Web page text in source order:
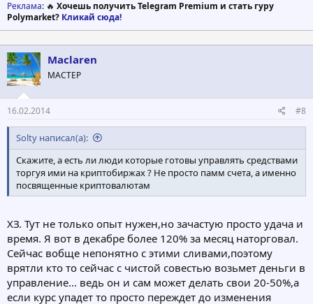
Реклама: 🔥 Хочешь получить Telegram Premium и стать гуру
Polymarket? Кликай сюда!
Maclaren
МАСТЕР
16.02.2014 #8
Solty написал(а):
Скажите, а есть ли люди которые готовы управлять средствами
торгуя ими на криптобиржах ? Не просто памм счета, а именно
посвященные криптовалютам
ХЗ. Тут не только опыт нужен,но зачастую просто удача и
время. Я вот в декабре более 120% за месяц наторговал.
Сейчас вобще непонятно с этими сливами,поэтому
врятли кто то сейчас с чистой совестью возьмет деньги в
управление... ведь он и сам может делать свои 20-50%,а
если курс упадет то просто переждет до изменения